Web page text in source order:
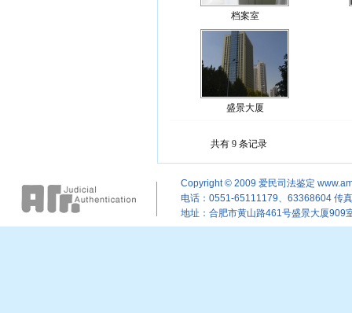
档案室
盛景大厦
共有 9 条记录
Copyright © 2009 爱民司法鉴定
电话：0551-65111179、63368604 传
地址：合肥市黄山路461号盛景大厦909